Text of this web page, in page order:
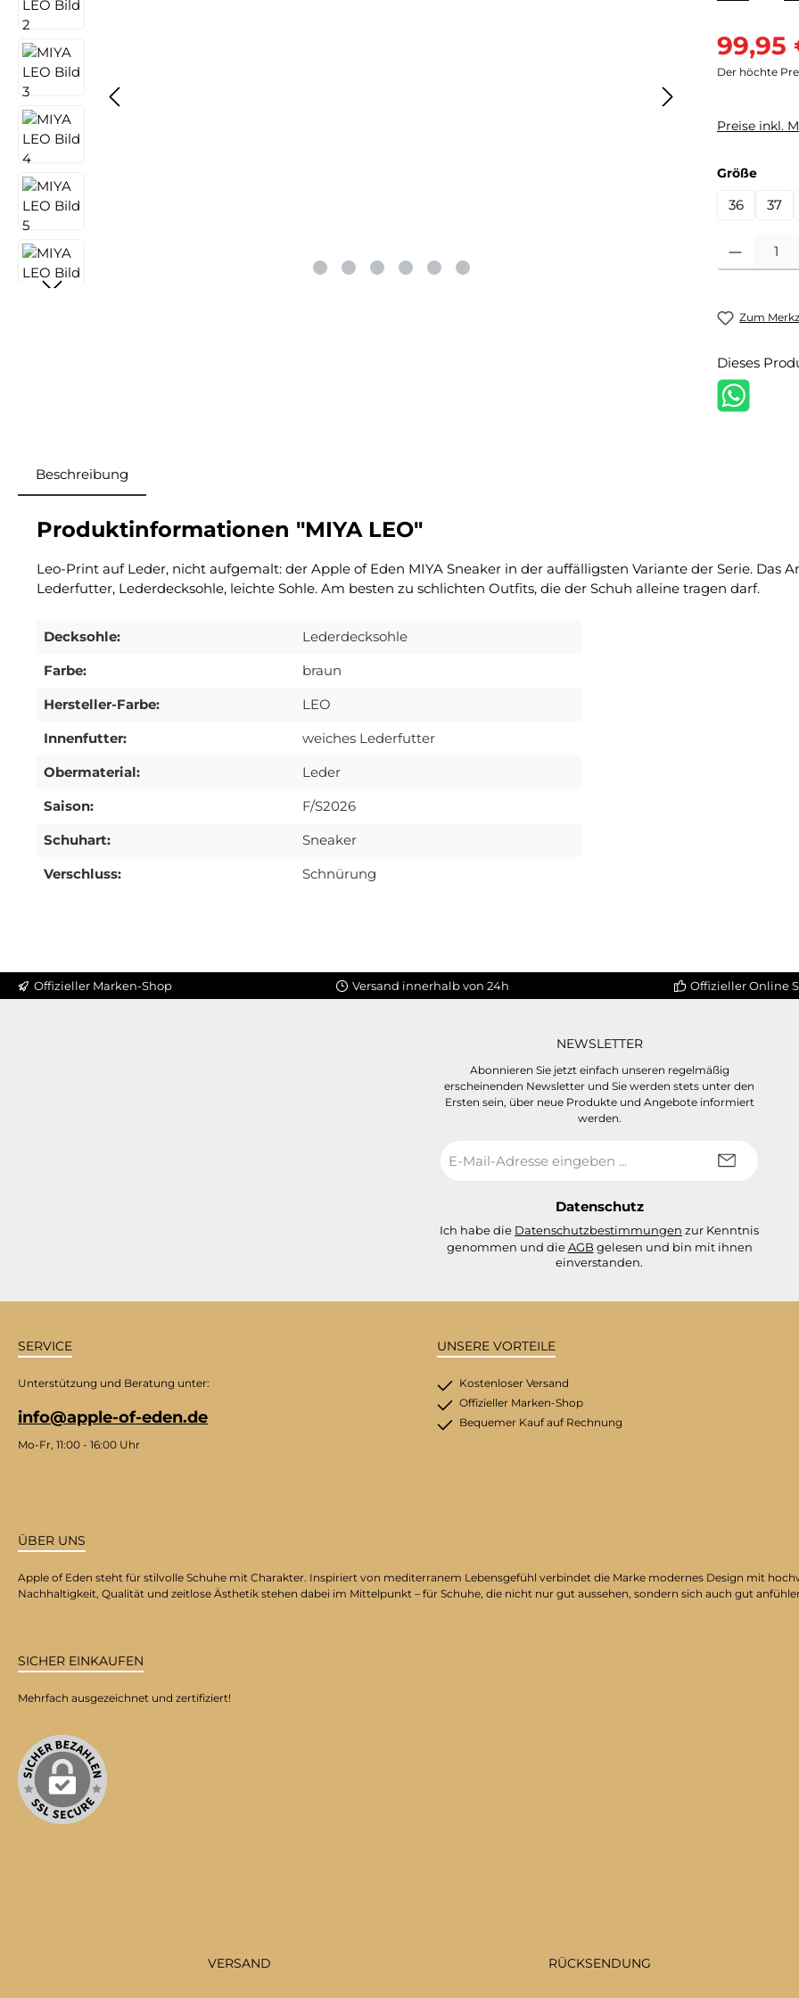
99,95
Der höchte
Preise inkl.
Größe
36 37
Produkt
Zum
Dieses
Beschreibung
Produktinformationen "MIYA LEO"
Leo-Print auf Leder, nicht aufgemalt: der Apple of Eden MIYA Sneaker in der auffälligsten Variante der Serie. Das
Lederfutter, Lederdecksohle, leichte Sohle. Am besten zu schlichten Outfits, die der Schuh alleine tragen darf.
Decksohle:
Lederdecksohle
Farbe:
braun
Hersteller-Farbe:
LEO
Innenfutter:
weiches Lederfutter
Obermaterial:
Leder
Saison:
F/S2026
Schuhart:
Sneaker
Verschluss:
Schnürung
Offizieller Marken-Shop Versand innerhalb von 24h Offizieller Online
NEWSLETTER
Abonnieren Sie jetzt einfach unseren regelmäßig
erscheinenden Newsletter und Sie werden stets unter den
Ersten sein, über neue Produkte und Angebote informiert
werden.
Mail-
Datenschutz
Ich habe die Datenschutzbestimmungen zur Kenntnis
genommen und dieAGB gelesen und bin mit ihnen
einverstanden.
SERVICE
Unterstützung und Beratung unter:
info@apple-of-eden.de
Mo-Fr, 11:00 - 16:00 Uhr
ÜBER UNS
Apple of Eden steht für stilvolle Schuhe mit Charakter. Inspiriert von mediterranem Lebensgefühl verbindet die Marke modernes Design mit
Nachhaltigkeit, Qualität und zeitlose Ästhetik stehen dabei im Mittelpunkt – für Schuhe, die nicht nur gut aussehen, sondern sich auch gut
SICHER EINKAUFEN
Mehrfach ausgezeichnet und zertifiziert!
UNSERE VORTEILE
Kostenloser Versand
Offizieller Marken-Shop
Bequemer Kauf auf Rechnung
VERSAND RÜCKSENDUNG